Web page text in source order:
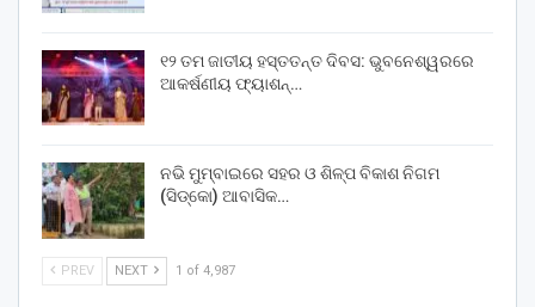
୧୨ ତମ ଜାତୀୟ ହସ୍ତତନ୍ତ ଦିବସ: ଭୁବନେଶ୍ୱରରେ
ଆକର୍ଷଣୀୟ ଫ୍ୟାଶନ୍…
ନଭି ମୁମ୍ବାଇରେ ସହର ଓ ଶିଳ୍ପ ବିକାଶ ନିଗମ
(ସିଡ୍‌କୋ) ଆବାସିକ…
PREV NEXT 1 of 4,987